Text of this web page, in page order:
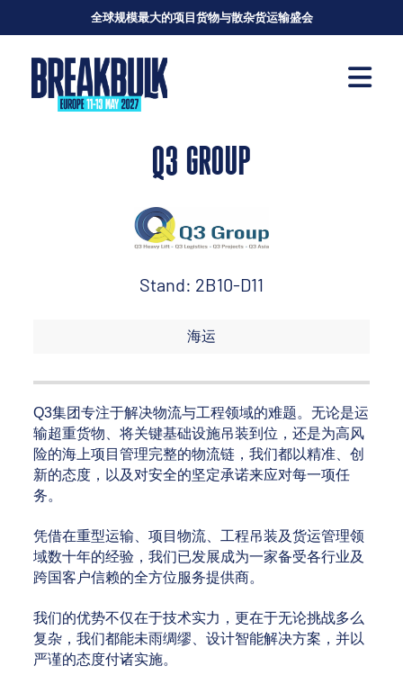
全球规模最大的项目货物与散杂货运输盛会
Q3 GROUP
Stand: 2B10-D11
海运
Q3集团专注于解决物流与工程领域的难题。无论是运
输超重货物、将关键基础设施吊装到位，还是为高风
险的海上项目管理完整的物流链，我们都以精准、创
新的态度，以及对安全的坚定承诺来应对每一项任
务。
凭借在重型运输、项目物流、工程吊装及货运管理领
域数十年的经验，我们已发展成为一家备受各行业及
跨国客户信赖的全方位服务提供商。
我们的优势不仅在于技术实力，更在于无论挑战多么
复杂，我们都能未雨绸缪、设计智能解决方案，并以
严谨的态度付诸实施。